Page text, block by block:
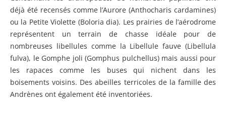
déjà été recensés comme l’Aurore (Anthocharis cardamines)
ou la Petite Violette (Boloria dia). Les prairies de l’aérodrome
représentent un terrain de chasse idéale pour de
nombreuses libellules comme la Libellule fauve (Libellula
fulva), le Gomphe joli (Gomphus pulchellus) mais aussi pour
les rapaces comme les buses qui nichent dans les
boisements voisins. Des abeilles terricoles de la famille des
Andrènes ont également été inventoriées.